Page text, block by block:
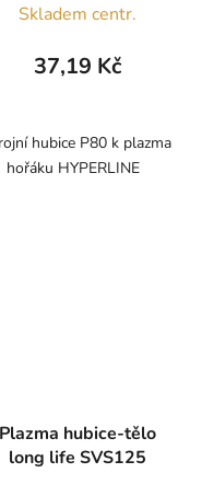
Skladem centr.
37,19 Kč
hubice P80 k plazma
hořáku HYPERLINE
Plazma hubice-tělo
long life SVS125